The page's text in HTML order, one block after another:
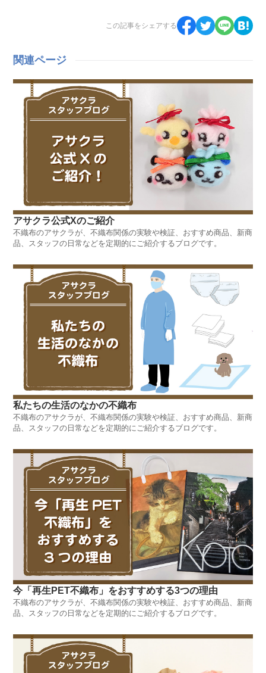
この記事をシェアする
関連ページ
アサクラ公式Xのご紹介
不織布のアサクラが、不織布関係の実験や検証、おすすめ商品、新商
品、スタッフの日常などを定期的にご紹介するブログです。
私たちの生活のなかの不織布
不織布のアサクラが、不織布関係の実験や検証、おすすめ商品、新商
品、スタッフの日常などを定期的にご紹介するブログです。
今「再生PET不織布」をおすすめする3つの理由
不織布のアサクラが、不織布関係の実験や検証、おすすめ商品、新商
品、スタッフの日常などを定期的にご紹介するブログです。